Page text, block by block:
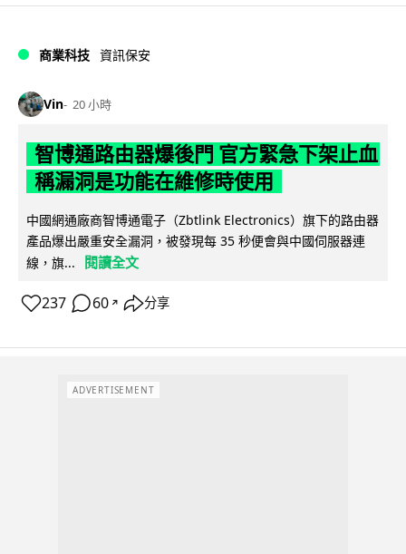
商業科技 資訊保安
Vin 20 小時
智博通路由器爆後門 官方緊急下架止血
稱漏洞是功能在維修時使用
中國網通廠商智博通電子（Zbtlink Electronics）旗下的路由器
產品爆出嚴重安全漏洞，被發現每 35 秒便會與中國伺服器連
線，旗...
閱讀全文
237 60 ↗ 分享
ADVERTISEMENT